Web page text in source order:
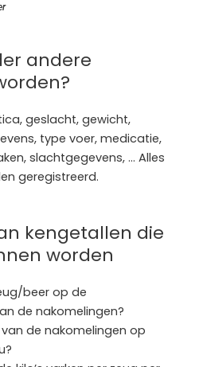
andere
geslacht, gewicht,
type voer, medicatie,
slachtgegevens, … Alles
geregistreerd.
kengetallen die
worden
beer op de
de nakomelingen?
de nakomelingen op